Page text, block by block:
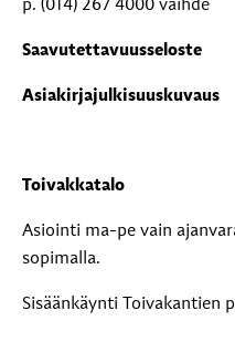
p. (014) 267 4000 vaihde
Saavutettavuusseloste
Asiakirjajulkisuuskuvaus
Toivakkatalo
Asiointi ma-pe vain
sopimalla.
Sisäänkäynti Toivakantien